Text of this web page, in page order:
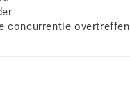
concurrentie overtreffen